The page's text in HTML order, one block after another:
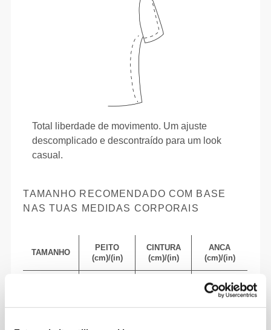
Total liberdade de movimento. Um ajuste
descomplicado e descontraído para um look
casual.
TAMANHO RECOMENDADO COM BASE
NAS TUAS MEDIDAS CORPORAIS
TAMANHO
PEITO
(cm)/(in)
CINTURA
(cm)/(in)
ANCA
(cm)/(in)
82 - 90
32"5/16- 35"